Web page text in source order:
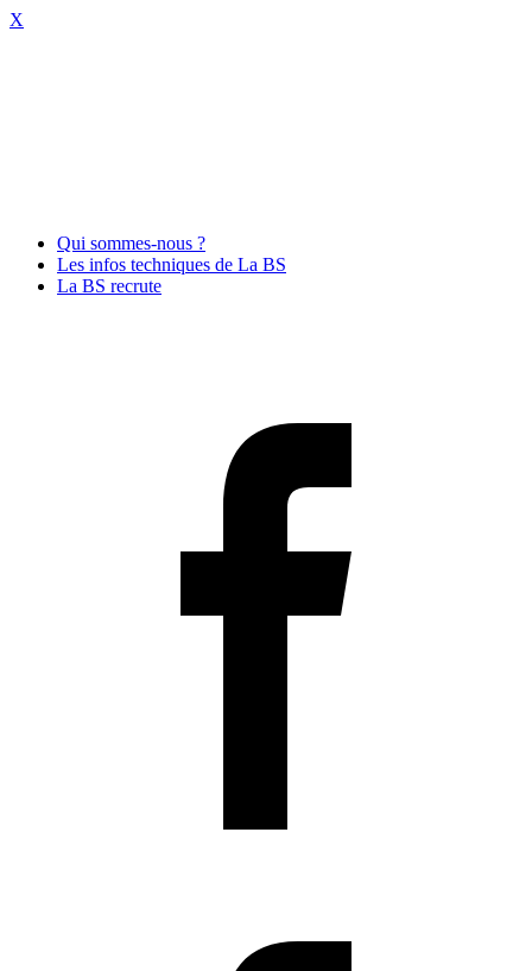
X
Qui sommes-nous ?
Les infos techniques de La BS
La BS recrute